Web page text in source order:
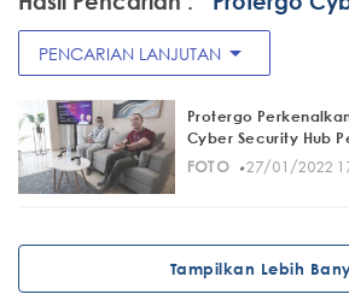
PENCARIAN LANJUTAN arrow_drop_down
Protergo
Cyber Security Hub
FOTO· 27/01/2022
Tampilkan Lebih